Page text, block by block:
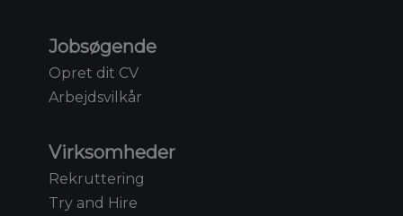
Jobsøgende
Opret dit CV
Arbejdsvilkår
Virksomheder
Rekruttering
Try and Hire